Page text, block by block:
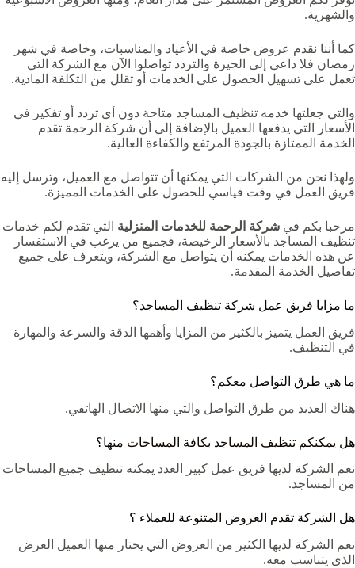
والشهرية.
كما أننا نقدم عروض خاصة في الأعياد والمناسبات، وخاصة في شهر
رمضان فلا داعي إلى الحيرة والتردد تواصلوا الآن مع الشركة التي
تعمل على تسهيل الحصول على الخدمات أو تقلل من التكلفة المادية.
والتي جعلتها خدمه تنظيف المساجد متاحة دون أي تردد أو تفكير في
الأسعار التي يدفعها العميل بالإضافة إلى أن شركة الرحمة تقدم
الخدمة الممتازة بالجودة المرتفع والكفاءة العالية.
ولهذا نحن من الشركات التي يمكنها أن تتواصل مع العميل، وترسل إليه
فريق العمل في وقت قياسي للحصول على الخدمات المميزة.
مرحبا بكم في شركة الرحمة للخدمات المنزلية التي تقدم لكم خدمات
تنظيف المساجد بالأسعار الرخيصة، فجميع من يرغب في الاستفسار
عن هذه الخدمات يمكنه أن يتواصل مع الشركة، ويتعرف على جميع
تفاصيل الخدمة المقدمة.
ما مزايا فريق عمل شركة تنظيف المساجد؟
فريق العمل يتميز بالكثير من المزايا وأهمها الدقة والسرعة والمهارة
في التنظيف.
ما هي طرق التواصل معكم؟
هناك العديد من طرق التواصل والتي منها الاتصال الهاتفي.
هل يمكنكم تنظيف المساجد بكافة المساحات منها؟
نعم الشركة لديها فريق عمل كبير العدد يمكنه تنظيف جميع المساحات
من المساجد.
هل الشركة تقدم العروض المتنوعة للعملاء ؟
نعم الشركة لديها الكثير من العروض التي يحتار منها العميل العرض
الذى يتناسب معه.